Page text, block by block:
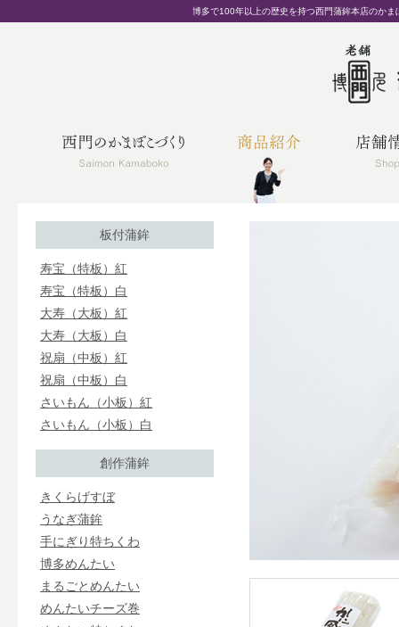
博多で100年以上の歴史を持つ西門蒲鉾本店のか
板付蒲鉾
寿宝（特板）紅
寿宝（特板）白
大寿（大板）紅
大寿（大板）白
祝扇（中板）紅
祝扇（中板）白
さいもん（小板）紅
さいもん（小板）白
創作蒲鉾
きくらげすぼ
うなぎ蒲鉾
手にぎり特ちくわ
博多めんたい
まるごとめんたい
めんたいチーズ巻